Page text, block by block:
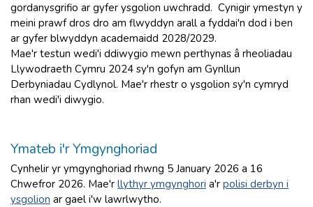
gordanysgrifio ar gyfer ysgolion uwchradd. Cynigir ymestyn y
meini prawf dros dro am flwyddyn arall a fyddai'n dod i ben
ar gyfer blwyddyn academaidd 2028/2029.
Mae'r testun wedi'i ddiwygio mewn perthynas â rheoliadau
Llywodraeth Cymru 2024 sy'n gofyn am Gynllun
Derbyniadau Cydlynol. Mae'r rhestr o ysgolion sy'n cymryd
rhan wedi'i diwygio.
Ymateb i'r Ymgynghoriad
Cynhelir yr ymgynghoriad rhwng 5 January 2026 a 16
Chwefror 2026. Mae'r llythyr ymgynghori a'r polisi derbyn i
ysgolion ar gael i'w lawrlwytho.